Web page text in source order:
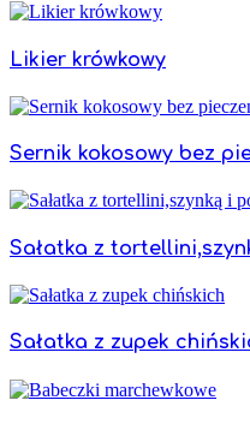
Likier krówkowy
Sernik kokosowy bez
Sałatka z
Sałatka z zupek